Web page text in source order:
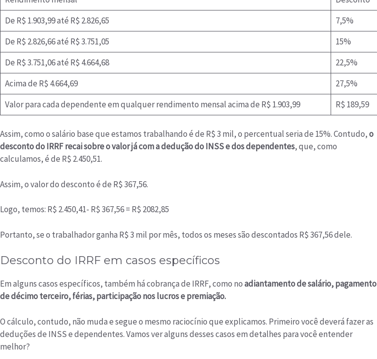
De R$ 1.903,99 até R$ 2.826,65
7,5%
De R$ 2.826,66 até R$ 3.751,05
15%
De R$ 3.751,06 até R$ 4.664,68
22,5%
Acima de R$ 4.664,69
27,5%
Valor para cada dependente em qualquer rendimento mensal acima de R$ 1.903,99
R$ 189,59
Assim, como o salário base que estamos trabalhando é de R$ 3 mil, o percentual seria de 15%. Contudo,o
desconto do IRRF recai sobre o valor já com a dedução do INSS e dos dependentes, que, como
calculamos, é de R$ 2.450,51.
Assim, o valor do desconto é de R$ 367,56.
Logo, temos: R$ 2.450,41- R$ 367,56 = R$ 2082,85
Portanto, se o trabalhador ganha R$ 3 mil por mês, todos os meses são descontados R$ 367,56 dele.
Desconto do IRRF em casos específicos
Em alguns casos específicos, também há cobrança de IRRF, como noadiantamento de salário, pagamento
de décimo terceiro, férias, participação nos lucros e premiação.
O cálculo, contudo, não muda e segue o mesmo raciocínio que explicamos. Primeiro você deverá fazer as
deduções de INSS e dependentes. Vamos ver alguns desses casos em detalhes para você entender
melhor?